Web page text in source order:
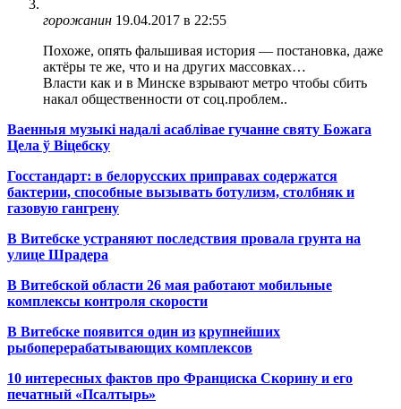
горожанин 19.04.2017 в 22:55
Похоже, опять фальшивая история — постановка, даже
актёры те же, что и на других массовках…
Власти как и в Минске взрывают метро чтобы сбить
накал общественности от соц.проблем..
Ваенныя музыкі надалі асаблівае гучанне святу Божага
Цела ў Віцебску
Госстандарт: в белорусских приправах содержатся
бактерии, способные вызывать ботулизм, столбняк и
газовую гангрену
В Витебске устраняют последствия провала грунта на
улице Шрадера
В Витебской области 26 мая работают мобильные
комплексы контроля скорости
В Витебске появится один из крупнейших
рыбоперерабатывающих комплексов
10 интересных фактов про Франциска Скорину и его
печатный «Псалтырь»